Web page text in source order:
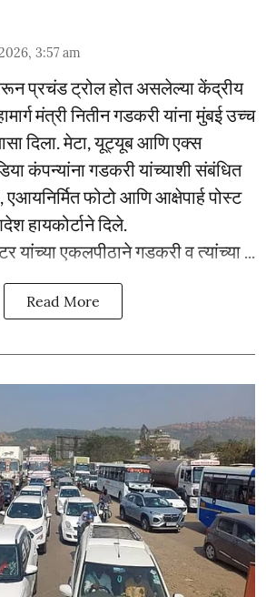
3:57 am
प्रचंड ट्रोल होत असलेल्या केंद्रीय
मंत्री नितीन गडकरी यांना मुंबई उच्च
दिला. मेटा, यूट्यूब आणि एक्स
कंपन्यांना गडकरी यांच्याशी संबंधित
फोटो आणि आक्षेपार्ह पोस्ट
हायकोर्टाने दिले.
यांच्या एकलपीठाने गडकरी व त्यांच्या ...
Read More